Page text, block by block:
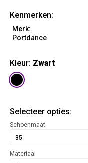
Kenmerken:
Merk:
Portdance
Kleur: Zwart
Selecteer opties:
Schoenmaat
35
Materiaal